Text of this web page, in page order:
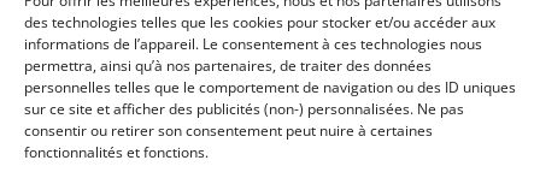
des technologies telles que les cookies pour stocker et/ou accéder aux
informations de l’appareil. Le consentement à ces technologies nous
permettra, ainsi qu’à nos partenaires, de traiter des données
personnelles telles que le comportement de navigation ou des ID uniques
sur ce site et afficher des publicités (non-) personnalisées. Ne pas
consentir ou retirer son consentement peut nuire à certaines
fonctionnalités et fonctions.
39